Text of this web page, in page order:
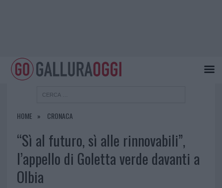
HOME CRONACA
“Sì al futuro, sì alle rinnovabili”,
l’appello di Goletta verde davanti a
Olbia